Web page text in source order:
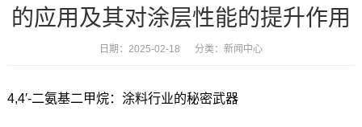
的应用及其对涂层性能的提升作用
日期：2025-02-18 分类： 新闻中心
4,4′-二氨基二甲烷：涂料行业的秘密武器